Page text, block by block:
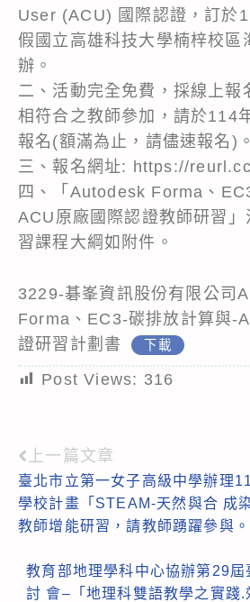
User (ACU) 國際認證，訂於
假國立高雄科技大學楠梓校區
辦。
二、活動完全免費，採線上報
相符合之教師參加，請於114
報名(額滿為止，請儘速報名)。
三、報名網址: https://
四、「Autodesk Forma、
ACU原廠國際認證教師研習
習課程大綱如附件。
3229-碁峯資訊股份有限公司
Forma、EC3-碳排放計算與-
證研習計劃書
下載
Post Views: 316
Read
more
articles
上一篇文章
臺北市立第一女子高級中學辦理
學校計畫「STEAM-天然與合 成
教師增能研習，請教師踴躍參與。
教育部地理學科中心協辦第29
討 會–「地理科雙語教學之實踐